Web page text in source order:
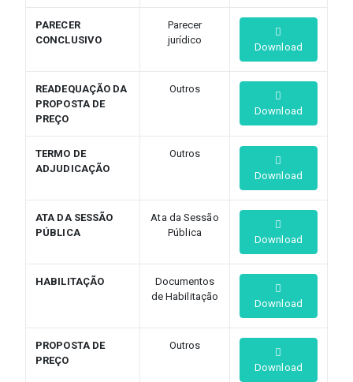
PARECER
CONCLUSIVO
Parecer
jurídico
Download
READEQUAÇÃO DA
PROPOSTA DE
PREÇO
Outros
Download
TERMO DE
ADJUDICAÇÃO
Outros
Download
ATA DA SESSÃO
PÚBLICA
Ata da Sessão
Pública
Download
HABILITAÇÃO
Documentos
de Habilitação
Download
PROPOSTA DE
PREÇO
Outros
Download